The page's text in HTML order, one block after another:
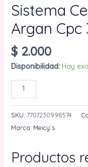
Sistema
Argan Cpc
$2.000
Disponibilidad: Hay
Sistema
Celulas
Madres
De
30
SKU: 7707230998574
Marca: Meicy´s
Productos